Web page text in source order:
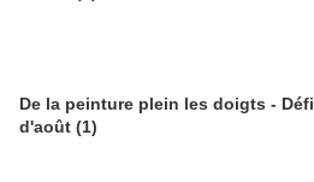
De la peinture plein les doigts - Défi
d'août (1)